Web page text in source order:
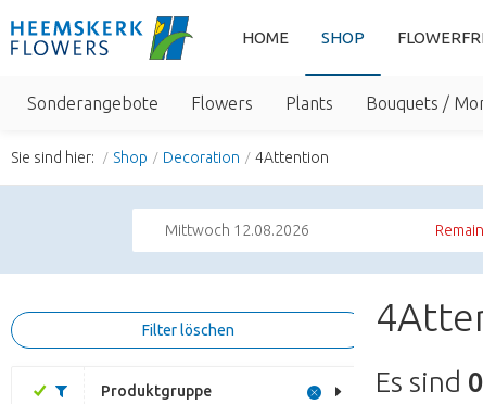
HOME SHOP
Sonderangebote Flowers Plants Bouquets /
Sie sind hier: Shop Decoration 4Attention
Mittwoch 12.08.2026
Filter löschen
Produktgruppe Es sind 0